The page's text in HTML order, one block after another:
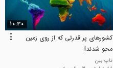
10:30
کشورهای پر قدرتی که از روی زمین
محو شدند!
تاپ بین